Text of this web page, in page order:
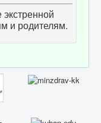
и родителям.